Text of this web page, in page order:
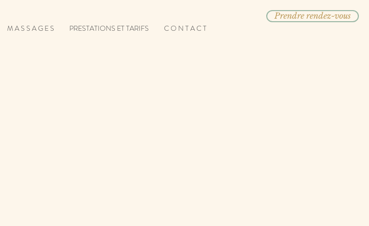
Prendre rendez-vous
M A S S A G E S PRESTATIONS ET TARIFS C O N T A C T